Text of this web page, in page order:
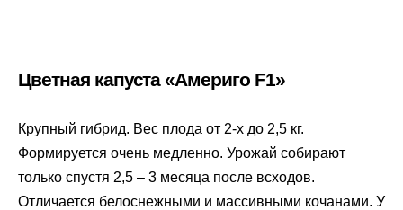
Цветная капуста «Америго F1»
Крупный гибрид. Вес плода от 2-х до 2,5 кг.
Формируется очень медленно. Урожай собирают
только спустя 2,5 – 3 месяца после всходов.
Отличается белоснежными и массивными кочанами. У